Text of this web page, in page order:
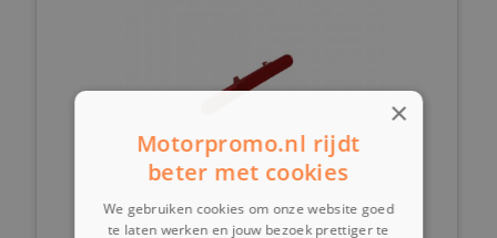
×
Motorpromo.nl rijdt
beter met cookies
We gebruiken cookies om onze website goed
te laten werken en jouw bezoek prettiger te